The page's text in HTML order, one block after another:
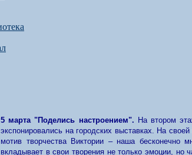
5 марта "Поделись настроением". На втором
экспонировались на городских выставках. На
мотив творчества Виктории – наша бесконечно
вкладывает в свои творения не только эмоции, но